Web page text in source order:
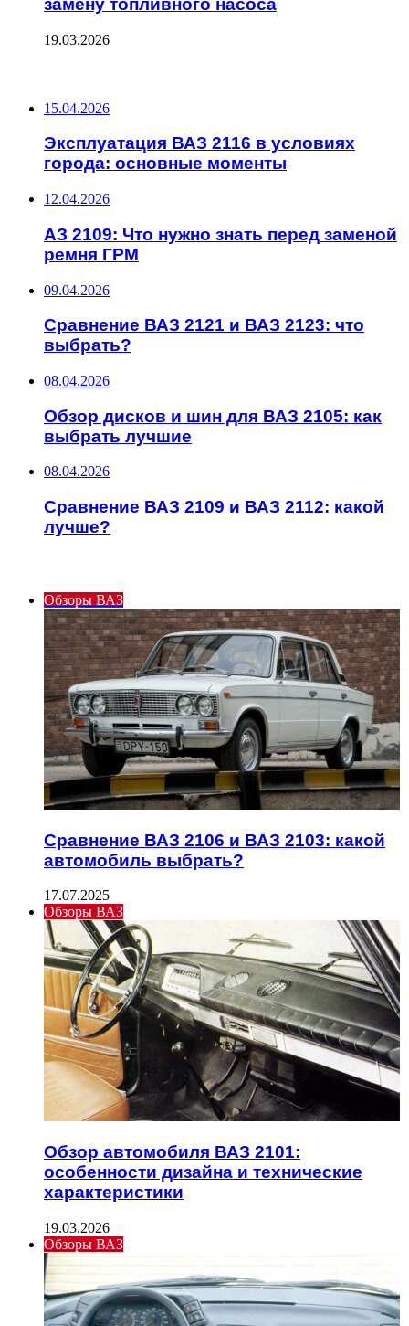
замену топливного насоса
19.03.2026
15.04.2026
Эксплуатация ВАЗ 2116 в условиях
города: основные моменты
12.04.2026
АЗ 2109: Что нужно знать перед заменой
ремня ГРМ
09.04.2026
Сравнение ВАЗ 2121 и ВАЗ 2123: что
выбрать?
08.04.2026
Обзор дисков и шин для ВАЗ 2105: как
выбрать лучшие
08.04.2026
Сравнение ВАЗ 2109 и ВАЗ 2112: какой
лучше?
Обзоры ВАЗ
Сравнение ВАЗ 2106 и ВАЗ 2103: какой
автомобиль выбрать?
17.07.2025
Обзоры ВАЗ
Обзор автомобиля ВАЗ 2101:
особенности дизайна и технические
характеристики
19.03.2026
Обзоры ВАЗ